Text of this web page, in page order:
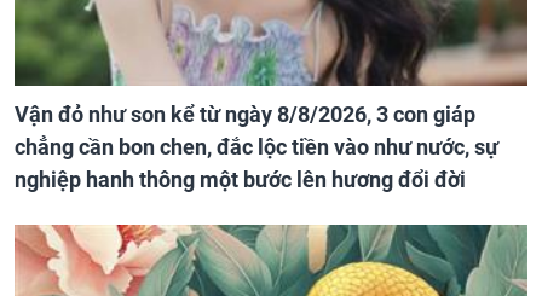
Vận đỏ như son kể từ ngày 8/8/2026, 3 con giáp
chẳng cần bon chen, đắc lộc tiền vào như nước, sự
nghiệp hanh thông một bước lên hương đổi đời